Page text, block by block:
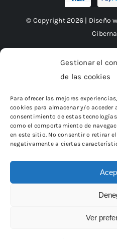
Gestionar el
de las cookies
Para ofrecer las mejores
cookies para almacenar y/o
consentimiento de estas
como el comportamiento de
en este sitio. No consentir o retirar
negativamente a ciertas
Ver
© Copyright 2026 | Diseño
«Financiado por la Unión
y no reflejan necesariamente los